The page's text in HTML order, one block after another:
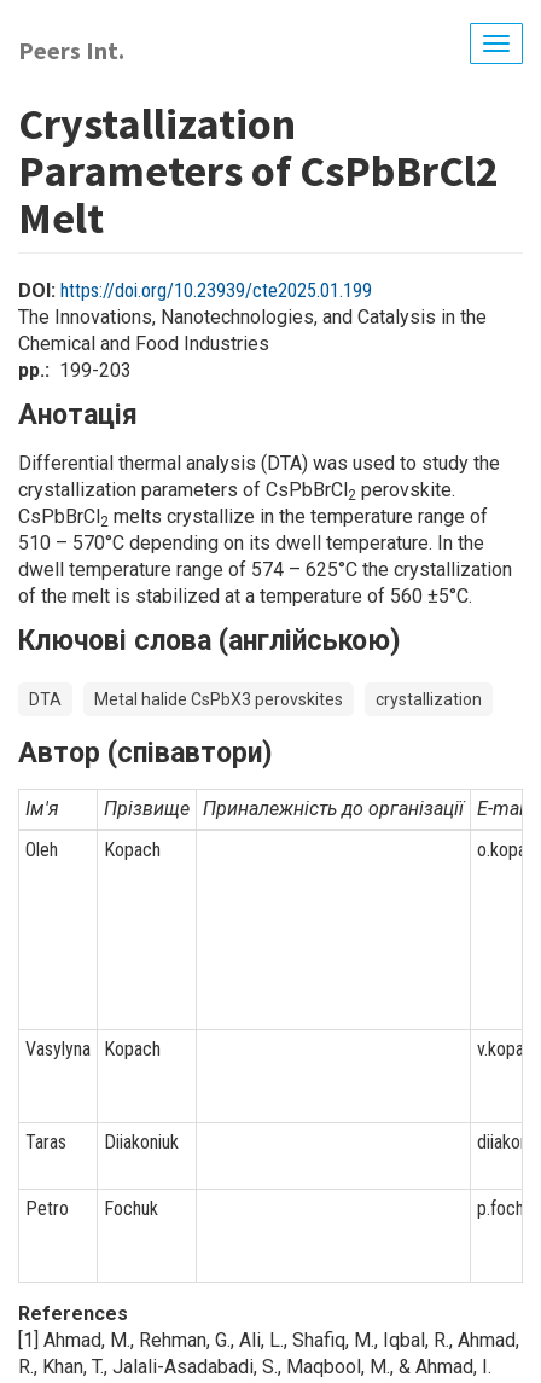
до
основного
Peers Int.
Crystallization
Parameters of CsPbBrCl2
Melt
DOI: https://doi.org/10.23939/cte2025.01.199
The Innovations, Nanotechnologies, and Catalysis in the
Chemical and Food Industries
pp.
199-203
Анотація
Differential thermal analysis (DTA) was used to study the
crystallization parameters of CsPbBrCl2 perovskite.
CsPbBrCl2 melts crystallize in the temperature range of
510 – 570°C depending on its dwell temperature. In the
dwell temperature range of 574 – 625°С the crystallization
of the melt is stabilized at a temperature of 560 ±5°С.
Ключові слова (англійською)
DTA Metal halide CsPbX3 perovskites crystallization
Автор (співавтори)
Ім'я Прізвище Приналежність до організації E-mail
Oleh
Kopach
Vasylyna Kopach
Taras Diiakoniuk
Petro Fochuk
References
[1] Ahmad, M., Rehman, G., Ali, L., Shafiq, M., Iqbal, R., Ahmad,
R., Khan, T., Jalali-Asadabadi, S., Maqbool, M., & Ahmad, I.